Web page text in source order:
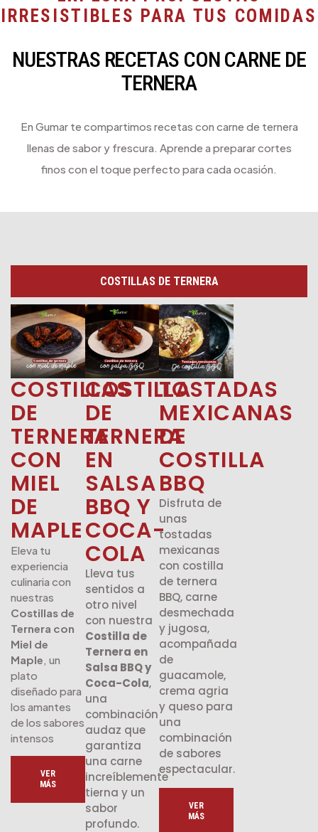
IRRESISTIBLES PARA TUS COMIDAS
NUESTRAS RECETAS CON CARNE DE
TERNERA
En Gumar te compartimos recetas con carne de ternera
llenas de sabor y frescura. Aprende a preparar cortes
finos con el toque perfecto para cada ocasión.
COSTILLAS DE TERNERA
COSTILLAS
DE
TERNERA
CON
MIEL
DE
MAPLE
Eleva tu
experiencia
culinaria con
nuestras
Costillas de
Ternera con
Miel de
Maple, un
plato
diseñado para
los amantes
de los sabores
intensos
VER
MÁS
COSTILLA
DE
TERNERA
EN
SALSA
BBQ Y
COCA-
COLA
Lleva tus
sentidos a
otro nivel
con nuestra
Costilla de
Ternera en
Salsa BBQ y
Coca-Cola,
una
combinación
audaz que
garantiza
una carne
increíblemente
tierna y un
sabor
profundo.
TOSTADAS
MEXICANAS
DE
COSTILLA
BBQ
Disfruta de
unas
tostadas
mexicanas
con costilla
de ternera
BBQ, carne
desmechada
y jugosa,
acompañada
de
guacamole,
crema agria
y queso para
una
combinación
de sabores
espectacular.
VER
MÁS